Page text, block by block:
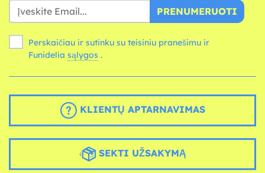
PRENUMERUOTI
Perskaičiau ir sutinku su teisiniu pranešimu ir
Funidelia sąlygos .
KLIENTŲ APTARNAVIMAS
SEKTI UŽSAKYMĄ